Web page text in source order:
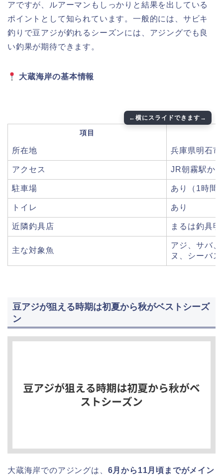
アですが、ルアーマンもしっかりと結果を出している
ポイントとして知られています。一般的には、サビキ
釣りで豆アジが釣れるシーズンには、アジングでも良
い釣果が期待できます。
大蔵海岸の基本情報
項目
所在地 兵庫県明石
アクセス JR朝霧駅か
駐車場 あり（1時間
トイレ あり
近隣釣具店 まるは釣具
主な対象魚
アジ、サバ
ヌ、シーバ
豆アジが狙える時期は初夏から秋がベストシーズ
ン
大蔵海岸でのアジングは、 6月から11月頃までがメイン